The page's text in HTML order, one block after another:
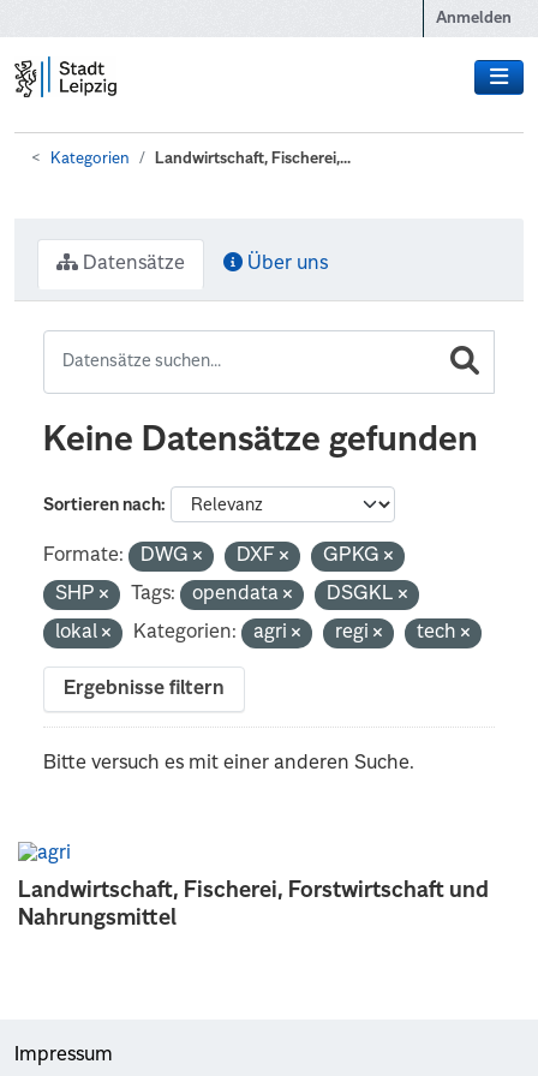
Anmelden
Kategorien Landwirtschaft, Fischerei,...
Landwirtschaft, Fischerei, Forstwirtschaft und
Nahrungsmittel
Datensätze Über uns
Keine Datensätze gefunden
Sortieren nach
Formate: DWG DXF
GPKG
SHP
Tags: opendata
DSGKL
lokal
Kategorien: agri regi tech
Ergebnisse filtern
Bitte versuch es mit einer anderen Suche.
Impressum